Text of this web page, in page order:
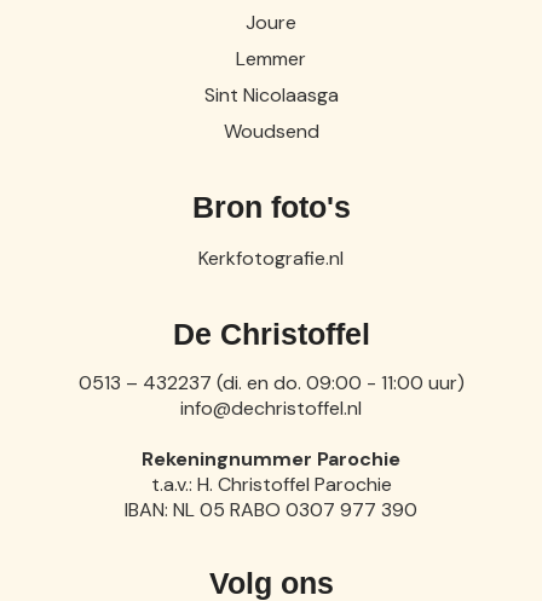
Joure
Lemmer
Sint Nicolaasga
Woudsend
Bron foto's
Kerkfotografie.nl
De Christoffel
0513 – 432237 (di. en do. 09:00 - 11:00 uur)
info@dechristoffel.nl
Rekeningnummer Parochie
t.a.v.: H. Christoffel Parochie
IBAN: NL 05 RABO 0307 977 390
Volg ons